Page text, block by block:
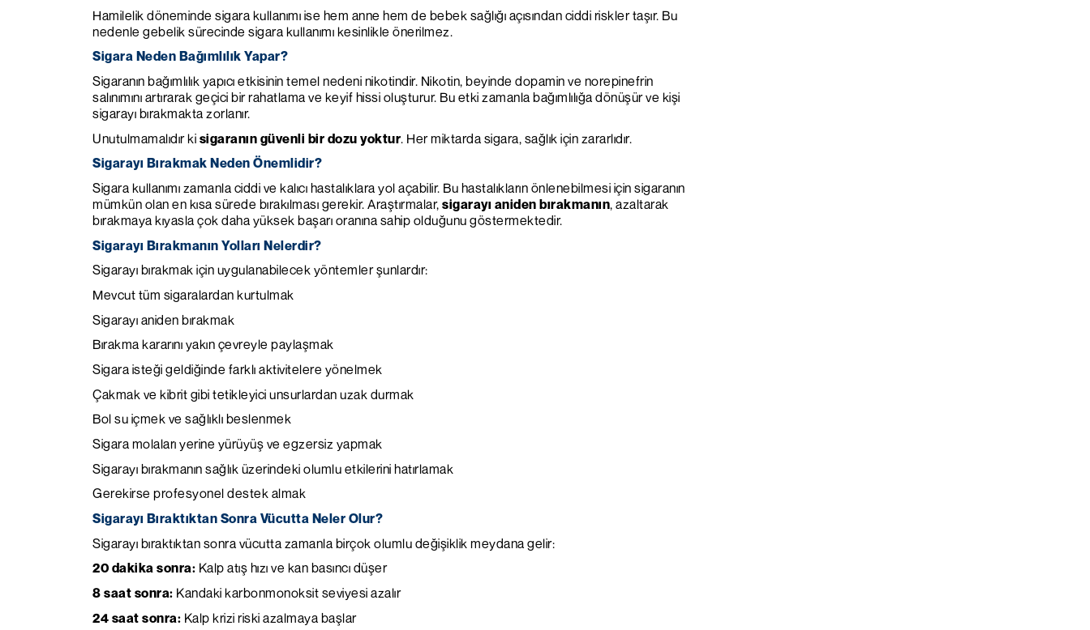
Hamilelik döneminde sigara kullanımı ise hem anne hem de bebek sağlığı açısından ciddi riskler taşır. Bu
nedenle gebelik sürecinde sigara kullanımı kesinlikle önerilmez.
Sigara Neden Bağımlılık Yapar?
Sigaranın bağımlılık yapıcı etkisinin temel nedeni nikotindir. Nikotin, beyinde dopamin ve norepinefrin
salınımını artırarak geçici bir rahatlama ve keyif hissi oluşturur. Bu etki zamanla bağımlılığa dönüşür ve kişi
sigarayı bırakmakta zorlanır.
Unutulmamalıdır ki sigaranın güvenli bir dozu yoktur. Her miktarda sigara, sağlık için zararlıdır.
Sigarayı Bırakmak Neden Önemlidir?
Sigara kullanımı zamanla ciddi ve kalıcı hastalıklara yol açabilir. Bu hastalıkların önlenebilmesi için sigaranın
mümkün olan en kısa sürede bırakılması gerekir. Araştırmalar, sigarayı aniden bırakmanın, azaltarak
bırakmaya kıyasla çok daha yüksek başarı oranına sahip olduğunu göstermektedir.
Sigarayı Bırakmanın Yolları Nelerdir?
Sigarayı bırakmak için uygulanabilecek yöntemler şunlardır:
Mevcut tüm sigaralardan kurtulmak
Sigarayı aniden bırakmak
Bırakma kararını yakın çevreyle paylaşmak
Sigara isteği geldiğinde farklı aktivitelere yönelmek
Çakmak ve kibrit gibi tetikleyici unsurlardan uzak durmak
Bol su içmek ve sağlıklı beslenmek
Sigara molaları yerine yürüyüş ve egzersiz yapmak
Sigarayı bırakmanın sağlık üzerindeki olumlu etkilerini hatırlamak
Gerekirse profesyonel destek almak
Sigarayı Bıraktıktan Sonra Vücutta Neler Olur?
Sigarayı bıraktıktan sonra vücutta zamanla birçok olumlu değişiklik meydana gelir:
20 dakika sonra: Kalp atış hızı ve kan basıncı düşer
8 saat sonra: Kandaki karbonmonoksit seviyesi azalır
24 saat sonra: Kalp krizi riski azalmaya başlar